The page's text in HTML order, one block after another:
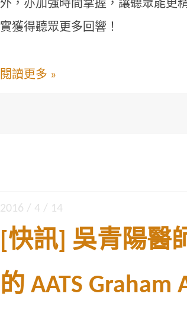
外，亦加強時間掌握，讓聽眾能更
實獲得聽眾更多回響！
閱讀更多 »
2016 / 4 / 14
[快訊] 吳青陽醫
的 AATS Graham